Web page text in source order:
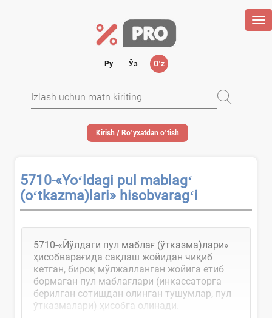
Ру Ўз Oʻz
Kirish / Roʻyхatdan oʻtish
5710-«Yoʻldagi pul mablagʻ
(oʻtkazma)lari» hisobvaragʻi
5710-«Йўлдаги пул маблағ (ўтказма)лари»
ҳисобварағида сақлаш жойидан чиқиб
кетган, бироқ мўлжалланган жойига етиб
бормаган пул маблағлари (инкассаторга
берилган сотишдан олинган тушумлар, пул
ўтказмалари) ҳисобга олинади.